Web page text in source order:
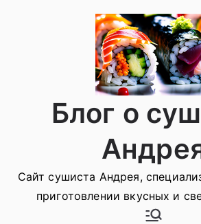
Блог о
Сайт сушиста Андрея,
приготовлении вкусных и